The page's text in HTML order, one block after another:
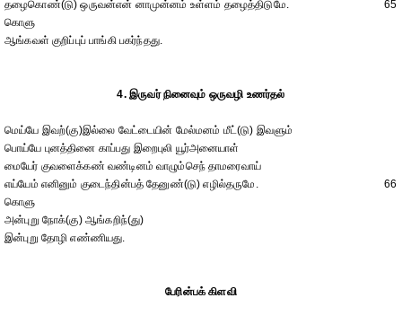
தழைகொண்(டு) ஒருவன்என் னாமுன்னம் உள்ளம் தழைத்திடுமே.
65
கொளு
ஆங்கவள் குறிப்புப் பாங்கி பகர்ந்தது.
4. இருவர் நினைவும் ஒருவழி உணர்தல்
மெய்யே இவற்(கு)இல்லை வேட்டையின் மேல்மனம் மீட்(டு) இவளும்
பொய்யே புனத்தினை காப்பது இறைபுலி யூர்அனையாள்
மையேர் குவளைக்கண் வண்டினம் வாழும்செந் தாமரைவாய்
எய்யேம் எனினும் குடைந்தின்பத் தேனுண்(டு) எழில்தருமே.
66
கொளு
அன்புறு நோக்(கு) ஆங்கறிந்(து)
இன்புறு தோழி எண்ணியது.
பேரின்பக் கிளவி